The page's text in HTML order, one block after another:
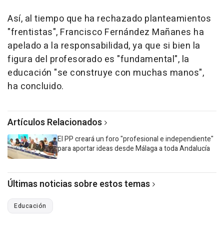
Así, al tiempo que ha rechazado planteamientos
"frentistas", Francisco Fernández Mañanes ha
apelado a la responsabilidad, ya que si bien la
figura del profesorado es "fundamental", la
educación "se construye con muchas manos",
ha concluido.
Artículos Relacionados
El PP creará un foro "profesional e independiente"
para aportar ideas desde Málaga a toda Andalucía
Últimas noticias sobre estos temas
Educación